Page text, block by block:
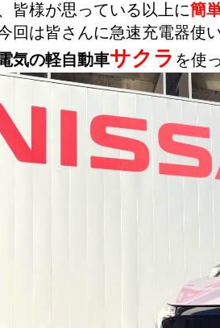
皆様が思っている以上に簡
回は皆さんに急速充電器使
気の軽自動車サクラ を使